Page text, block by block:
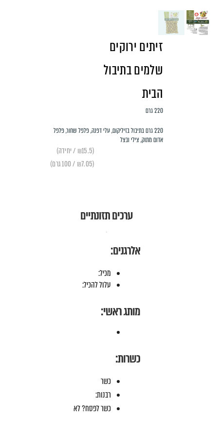
זיתים ירוקים
שלמים בתיבול
הבית
220 גרם
220 גרם בתיבול בזיליקום, עלי דפנה, פלפל שחור, פלפל
אדום מתוק, צילי ובצל
(₪15.5 / יחידה)
(₪7.05 / 100 גרם)
ערכים תזונתיים
אלרגנים:
מכיל:
עלול להכיל:
מותג ראשי:
כשרות:
כשר
רבנות:
כשר לפסח? לא